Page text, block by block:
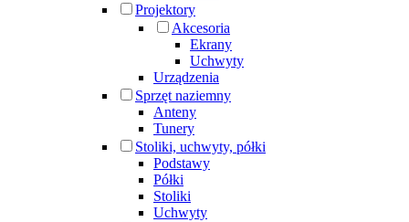
Projektory
Akcesoria
Ekrany
Uchwyty
Urządzenia
Sprzęt naziemny
Anteny
Tunery
Stoliki, uchwyty, półki
Podstawy
Półki
Stoliki
Uchwyty